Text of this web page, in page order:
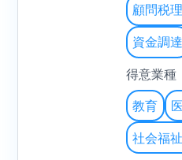
顧問税
資金調達
得意業種
教育
社会福